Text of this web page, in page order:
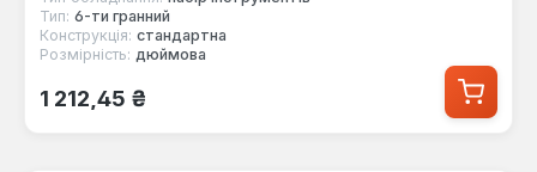
Тип: 6-ти гранний
Конструкція: стандартна
Розмірність: дюймова
Звичайна ціна:
1 212,45 ₴